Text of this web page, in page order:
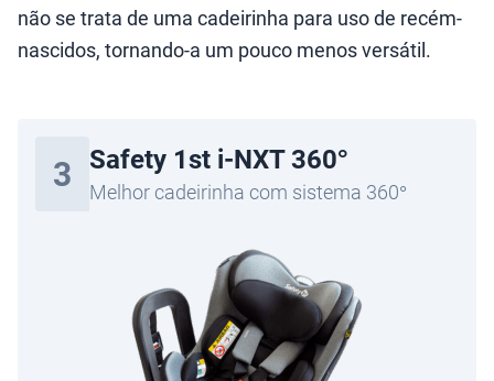
não se trata de uma cadeirinha para uso de recém-
nascidos, tornando-a um pouco menos versátil.
3 Safety 1st i-NXT 360°
Melhor cadeirinha com sistema 360°